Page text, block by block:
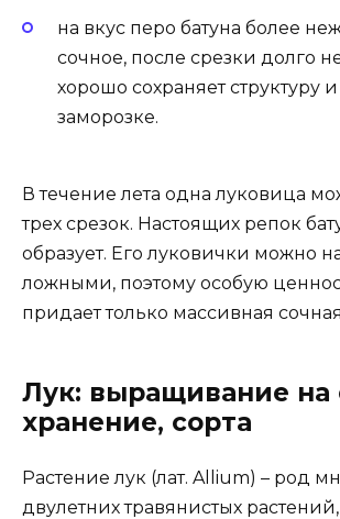
на вкус перо батуна более
сочное, после срезки долго
хорошо сохраняет структуру
заморозке.
В течение лета одна луковица
трех срезок. Настоящих репок
образует. Его луковички можно
ложными, поэтому особую
придает только массивная
Лук: выращивание на
хранение, сорта
Растение лук (лат. Allium) – род
двулетних травянистых